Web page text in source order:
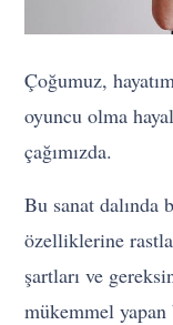
Çoğumuz,
oyuncu olma
çağımızda.
Bu sanat dalında
özelliklerine
şartları ve
mükemmel